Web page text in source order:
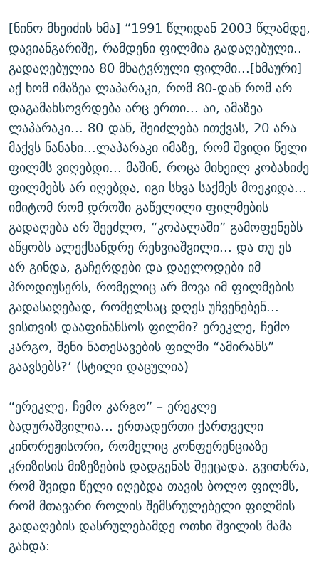
[ნინო მხეიძის ხმა] “1991 წლიდან 2003 წლამდე,
დავიანგარიშე, რამდენი ფილმია გადაღებული..
გადაღებულია 80 მხატვრული ფილმი...[ხმაური]
აქ ხომ იმაზეა ლაპარაკი, რომ 80-დან რომ არ
დაგამახსოვრდება არც ერთი... აი, ამაზეა
ლაპარაკი... 80-დან, შეიძლება ითქვას, 20 არა
მაქვს ნანახი...ლაპარაკი იმაზე, რომ შვიდი წელი
ფილმს ვიღებდი... მაშინ, როცა მიხეილ კობახიძე
ფილმებს არ იღებდა, იგი სხვა საქმეს მოეკიდა...
იმიტომ რომ დროში გაწელილი ფილმების
გადაღება არ შეეძლო, “კოპალაში” გამოფენებს
აწყობს ალექსანდრე რეხვიაშვილი... და თუ ეს
არ გინდა, გაჩერდები და დაელოდები იმ
პროდიუსერს, რომელიც არ მოვა იმ ფილმების
გადასაღებად, რომელსაც დღეს უჩვენებენ...
ვისთვის დააფინანსოს ფილმი? ერეკლე, ჩემო
კარგო, შენი ნათესავების ფილმი “ამირანს”
გაავსებს?’ (სტილი დაცულია)
“ერეკლე, ჩემო კარგო” – ერეკლე
ბადურაშვილია... ერთადერთი ქართველი
კინორეჟისორი, რომელიც კონფერენციაზე
კრიზისის მიზეზების დადგენას შეეცადა. გვითხრა,
რომ შვიდი წელი იღებდა თავის ბოლო ფილმს,
რომ მთავარი როლის შემსრულებელი ფილმის
გადაღების დასრულებამდე ოთხი შვილის მამა
გახდა: